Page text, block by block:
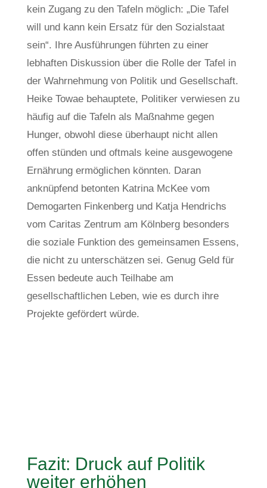
kein Zugang zu den Tafeln möglich: „Die Tafel
will und kann kein Ersatz für den Sozialstaat
sein“. Ihre Ausführungen führten zu einer
lebhaften Diskussion über die Rolle der Tafel in
der Wahrnehmung von Politik und Gesellschaft.
Heike Towae behauptete, Politiker verwiesen zu
häufig auf die Tafeln als Maßnahme gegen
Hunger, obwohl diese überhaupt nicht allen
offen stünden und oftmals keine ausgewogene
Ernährung ermöglichen könnten. Daran
anknüpfend betonten Katrina McKee vom
Demogarten Finkenberg und Katja Hendrichs
vom Caritas Zentrum am Kölnberg besonders
die soziale Funktion des gemeinsamen Essens,
die nicht zu unterschätzen sei. Genug Geld für
Essen bedeute auch Teilhabe am
gesellschaftlichen Leben, wie es durch ihre
Projekte gefördert würde.
Fazit: Druck auf Politik
weiter erhöhen